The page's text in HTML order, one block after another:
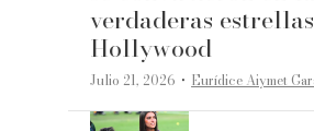
verdaderas
Hollywood
Julio 21, 2026 ·Eurídice Aiymet